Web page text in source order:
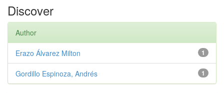
Discover
Author
1
Erazo Álvarez Milton
1
Gordillo Espinoza, Andrés